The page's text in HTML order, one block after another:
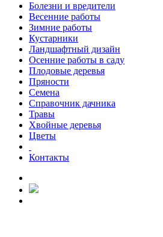
Болезни и вредители
Весенние работы
Зимние работы
Кустарники
Ландшафтный дизайн
Осенние работы в саду
Плодовые деревья
Пряности
Семена
Справочник дачника
Травы
Хвойные деревья
Цветы
Контакты